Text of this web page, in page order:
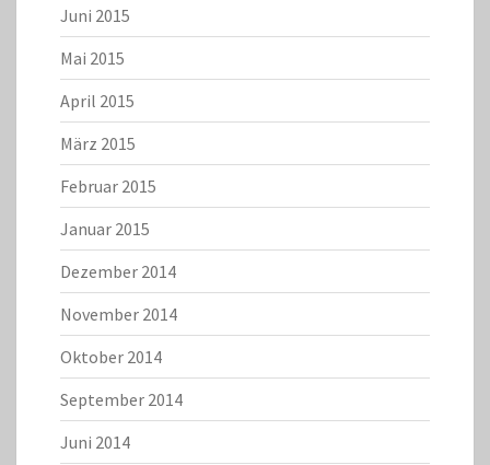
Juni 2015
Mai 2015
April 2015
März 2015
Februar 2015
Januar 2015
Dezember 2014
November 2014
Oktober 2014
September 2014
Juni 2014